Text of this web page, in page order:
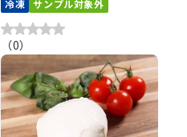
冷凍 サンプル対象外
（0）